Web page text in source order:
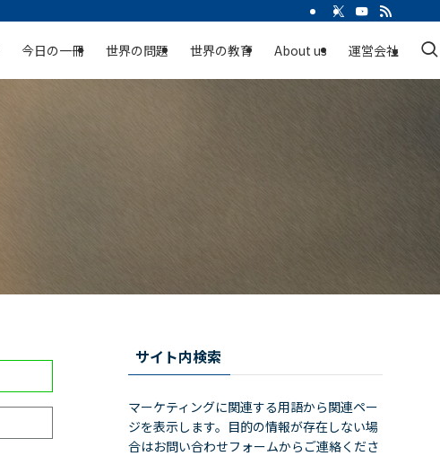
今日の一冊 世界の問題 世界の教育 About us 運営会社
サイト内検索
マーケティングに関連する用語から関連ペー
ジを表示します。目的の情報が存在しない場
合はお問い合わせフォームからご連絡くださ